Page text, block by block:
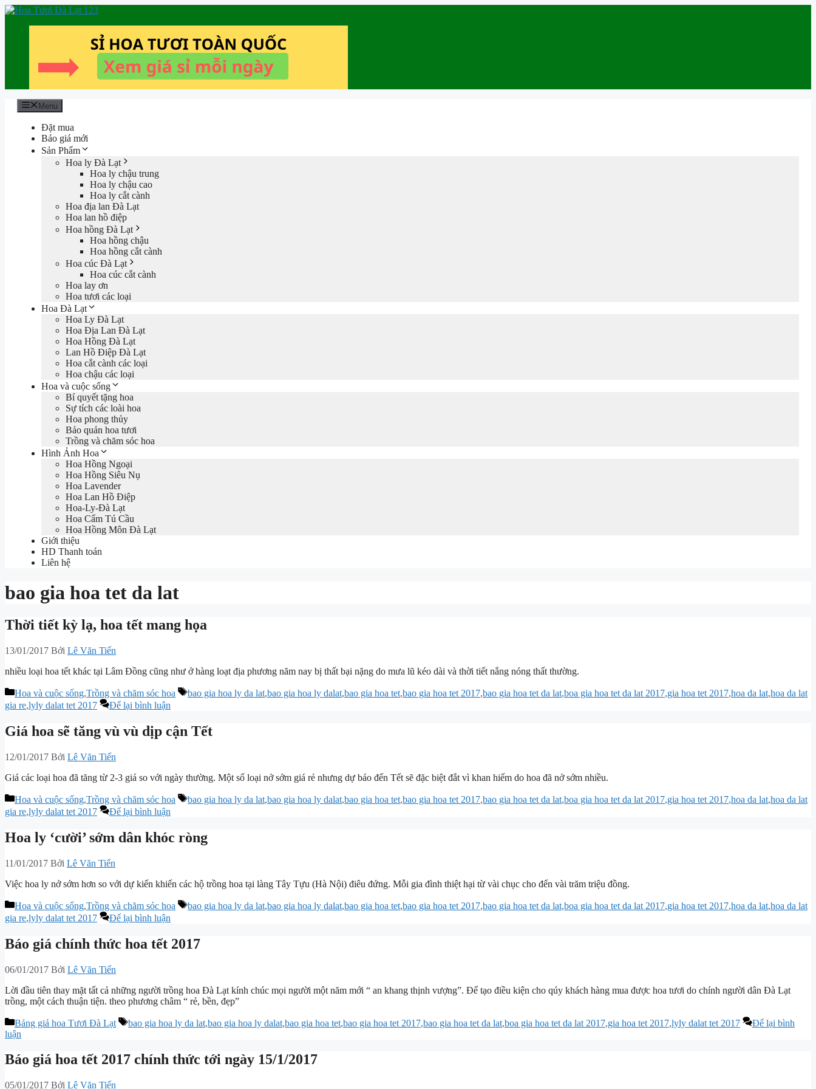
Chuyển
Menu
Đặt mua
Báo giá mới
Sản Phẩm
Hoa ly Đà Lạt
Hoa ly chậu trung
Hoa ly chậu cao
Hoa ly cắt cành
Hoa địa lan Đà Lạt
Hoa lan hồ điệp
Hoa hồng Đà Lạt
Hoa hồng chậu
Hoa hồng cắt cành
Hoa cúc Đà Lạt
Hoa cúc cắt cành
Hoa lay ơn
Hoa tươi các loại
Hoa Đà Lạt
Hoa Ly Đà Lạt
Hoa Địa Lan Đà Lạt
Hoa Hồng Đà Lạt
Lan Hồ Điệp Đà Lạt
Hoa cắt cành các loại
Hoa chậu các loại
Hoa và cuộc sống
Bí quyết tặng hoa
Sự tích các loài hoa
Hoa phong thủy
Bảo quản hoa tươi
Trồng và chăm sóc hoa
Hình Ảnh Hoa
Hoa Hồng Ngoại
Hoa Hồng Siêu Nụ
Hoa Lavender
Hoa Lan Hồ Điệp
Hoa-Ly-Đà Lạt
Hoa Cẩm Tú Cầu
Hoa Hồng Môn Đà Lạt
Giới thiệu
HD Thanh toán
Liên hệ
bao gia hoa tet da lat
Thời tiết kỳ lạ, hoa tết mang họa
13/01/2017 Bởi Lê Văn Tiến
nhiều loại hoa tết khác tại Lâm Đồng cũng như ở hàng loạt địa phương năm nay bị thất bại nặng do mưa lũ kéo dài và thời tiết nắng nóng thất thường.
Danh
mục
Hoa và cuộc sống,Trồng và chăm sóc hoa Thẻ
bao gia hoa ly da lat,bao gia hoa ly dalat,bao gia hoa tet,bao gia hoa tet 2017,bao gia hoa tet da lat,boa gia hoa tet da lat 2017,gia hoa tet 2017,hoa da lat,hoa da lat
gia re,lyly dalat tet 2017 Để lại bình luận
Giá hoa sẽ tăng vù vù dịp cận Tết
12/01/2017 Bởi Lê Văn Tiến
Giá các loại hoa đã tăng từ 2-3 giá so với ngày thường. Một số loại nở sớm giá rẻ nhưng dự báo đến Tết sẽ đặc biệt đắt vì khan hiếm do hoa đã nở sớm nhiều.
Danh
mục
Hoa và cuộc sống,Trồng và chăm sóc hoa Thẻ
bao gia hoa ly da lat,bao gia hoa ly dalat,bao gia hoa tet,bao gia hoa tet 2017,bao gia hoa tet da lat,boa gia hoa tet da lat 2017,gia hoa tet 2017,hoa da lat,hoa da lat
gia re,lyly dalat tet 2017 Để lại bình luận
Hoa ly ‘cười’ sớm dân khóc ròng
11/01/2017 Bởi Lê Văn Tiến
Việc hoa ly nở sớm hơn so với dự kiến khiến các hộ trồng hoa tại làng Tây Tựu (Hà Nội) điêu đứng. Mỗi gia đình thiệt hại từ vài chục cho đến vài trăm triệu đồng.
Danh
mục
Hoa và cuộc sống,Trồng và chăm sóc hoa Thẻ
bao gia hoa ly da lat,bao gia hoa ly dalat,bao gia hoa tet,bao gia hoa tet 2017,bao gia hoa tet da lat,boa gia hoa tet da lat 2017,gia hoa tet 2017,hoa da lat,hoa da lat
gia re,lyly dalat tet 2017 Để lại bình luận
Báo giá chính thức hoa tết 2017
06/01/2017 Bởi Lê Văn Tiến
Lời đầu tiên thay mặt tất cả những người trồng hoa Đà Lạt kính chúc mọi người một năm mới “ an khang thịnh vượng”. Để tạo điều kiện cho qúy khách hàng mua được hoa tươi do chính người dân Đà Lạt
trồng, một cách thuận tiện. theo phương châm “ rẻ, bền, đẹp”
Danh
mục
Bảng giá hoa Tươi Đà Lạt Thẻ
bao gia hoa ly da lat,bao gia hoa ly dalat,bao gia hoa tet,bao gia hoa tet 2017,bao gia hoa tet da lat,boa gia hoa tet da lat 2017,gia hoa tet 2017,lyly dalat tet 2017
Để lại bình
luận
Báo giá hoa tết 2017 chính thức tới ngày 15/1/2017
05/01/2017 Bởi Lê Văn Tiến